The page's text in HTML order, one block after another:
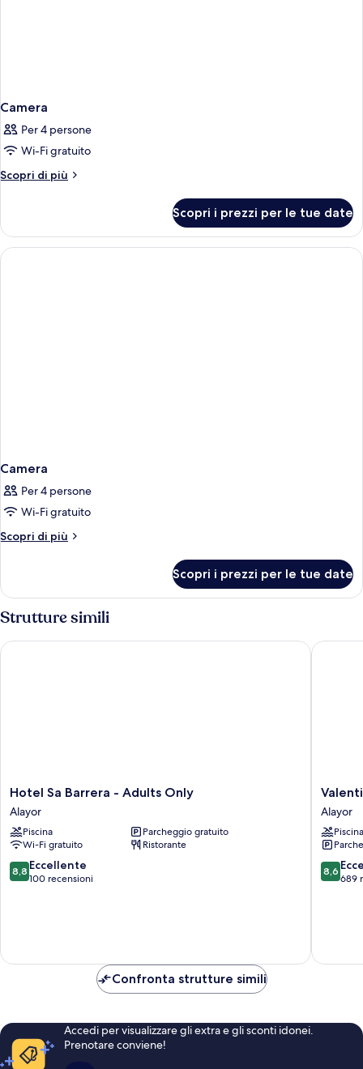
Camera
Per 4 persone
Wi-Fi gratuito
Scopri di più
Altri
Scopri i prezzi per le tue date
Camera
Per 4 persone
Wi-Fi gratuito
Scopri di più
Altri
Scopri i prezzi per le tue date
Strutture simili
Hotel
Sa
Barrera
-
Adults
Only
Alayor
Hotel Sa Barrera - Adults Only
Alayor
Piscina
Parcheggio gratuito
Wi-Fi gratuito
Ristorante
8.8
su
8,8 Eccellente
100 recensioni
Hotel Sa Barrera - Adults Only
Valentin
Son
Bou
Alayor
Alayor
Piscina
8.6
su
8,6
689
Valentin
Confronta strutture simili
Accedi per visualizzare gli extra e gli sconti idonei.
Prenotare conviene!